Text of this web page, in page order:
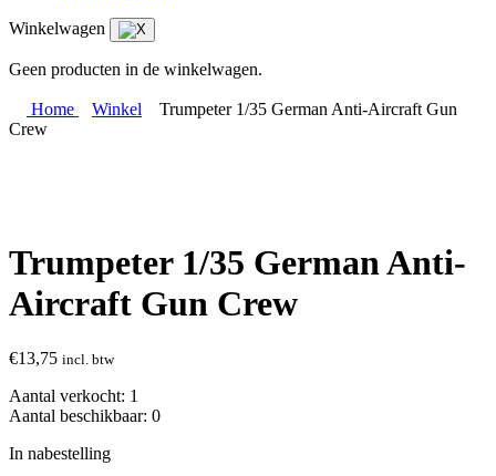
Winkelwagen
Geen producten in de winkelwagen.
Home Winkel
Trumpeter 1/35 German Anti-Aircraft Gun
Crew
Trumpeter 1/35 German Anti-
Aircraft Gun Crew
€13,75 incl. btw
Aantal verkocht: 1
Aantal beschikbaar: 0
In nabestelling